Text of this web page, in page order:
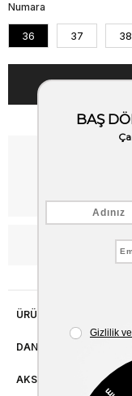
Numara
36 37 38
ÜRÜN ÖZELLIKLERI
DANIŞMA HATTI
AKSESUAR ONARIMI